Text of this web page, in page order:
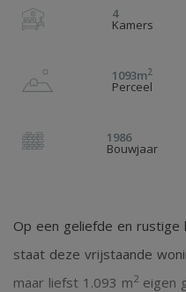
4
Kamers
1093m2
Perceel
1986
Bouwjaar
Op een geliefde en rustige
staat deze vrijstaande
maar liefst 1.093 m2 eigen